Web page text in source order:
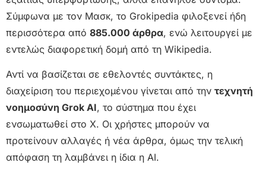
Σύμφωνα με τον Μασκ, το Grokipedia φιλοξενεί ήδη
περισσότερα από 885.000 άρθρα, ενώ λειτουργεί με
εντελώς διαφορετική δομή από τη Wikipedia.
Αντί να βασίζεται σε εθελοντές συντάκτες, η
διαχείριση του περιεχομένου γίνεται από την τεχνητή
νοημοσύνη Grok AI, το σύστημα που έχει
ενσωματωθεί στο X. Οι χρήστες μπορούν να
προτείνουν αλλαγές ή νέα άρθρα, όμως την τελική
απόφαση τη λαμβάνει η ίδια η AI.